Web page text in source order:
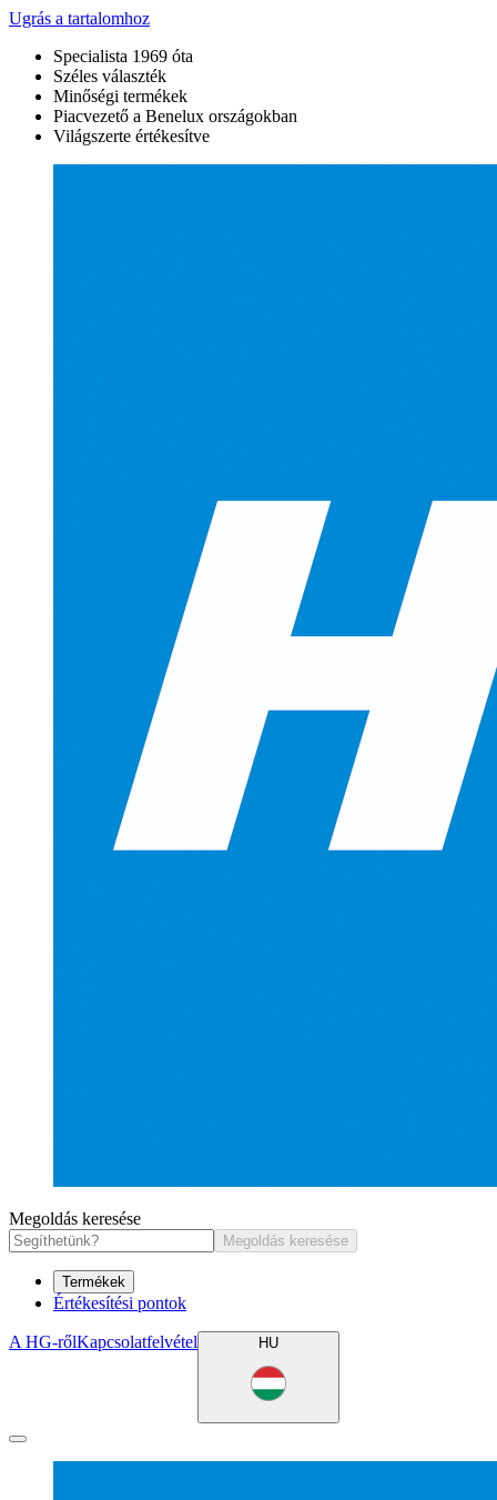
Ugrás a tartalomhoz
Specialista 1969 óta
Széles választék
Minőségi termékek
Piacvezető a Benelux országokban
Világszerte értékesítve
Megoldás keresése
Megoldás keresése
Termékek
Értékesítési pontok
A HG-rőlKapcsolatfelvétel HU